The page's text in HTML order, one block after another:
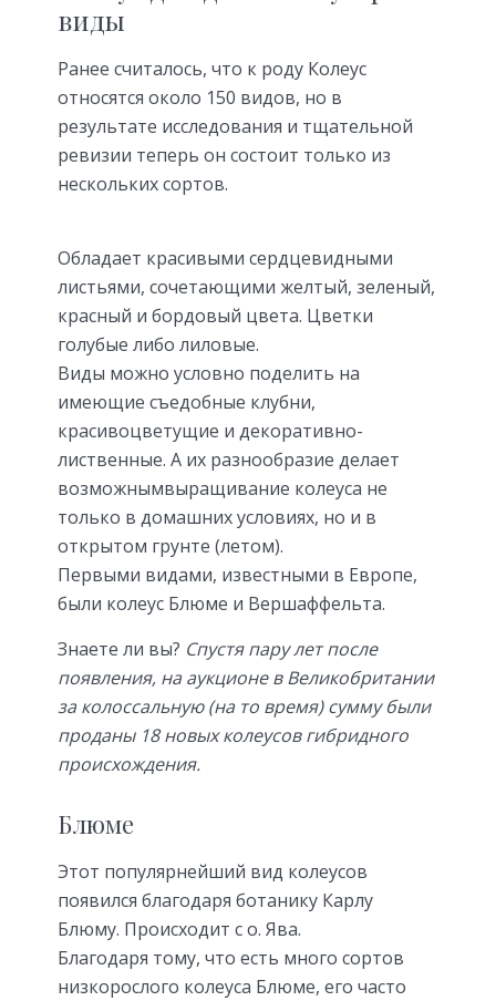
виды
Ранее считалось, что к роду Колеус
относятся около 150 видов, но в
результате исследования и тщательной
ревизии теперь он состоит только из
нескольких сортов.
Обладает красивыми сердцевидными
листьями, сочетающими желтый, зеленый,
красный и бордовый цвета. Цветки
голубые либо лиловые.
Виды можно условно поделить на
имеющие съедобные клубни,
красивоцветущие и декоративно-
лиственные. А их разнообразие делает
возможнымвыращивание колеуса не
только в домашних условиях, но и в
открытом грунте (летом).
Первыми видами, известными в Европе,
были колеус Блюме и Вершаффельта.
Знаете ли вы? Спустя пару лет после
появления, на аукционе в Великобритании
за колоссальную (на то время) сумму были
проданы 18 новых колеусов гибридного
происхождения.
Блюме
Этот популярнейший вид колеусов
появился благодаря ботанику Карлу
Блюму. Происходит с о. Ява.
Благодаря тому, что есть много сортов
низкорослого колеуса Блюме, его часто